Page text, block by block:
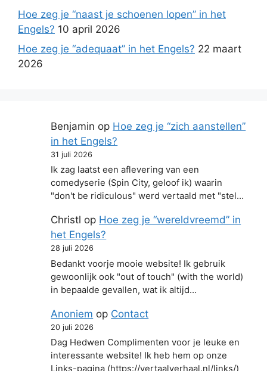
Hoe zeg je “naast je schoenen lopen” in het
Engels? 10 april 2026
Hoe zeg je “adequaat” in het Engels? 22 maart
2026
Benjamin op Hoe zeg je “zich aanstellen”
in het Engels?
31 juli 2026
Ik zag laatst een aflevering van een
comedyserie (Spin City, geloof ik) waarin
"don't be ridiculous" werd vertaald met "stel…
Christl op Hoe zeg je “wereldvreemd” in
het Engels?
28 juli 2026
Bedankt voorje mooie website! Ik gebruik
gewoonlijk ook "out of touch" (with the world)
in bepaalde gevallen, wat ik altijd…
Anoniem op Contact
20 juli 2026
Dag Hedwen Complimenten voor je leuke en
interessante website! Ik heb hem op onze
Links-pagina (https://vertaalverhaal.nl/links/)